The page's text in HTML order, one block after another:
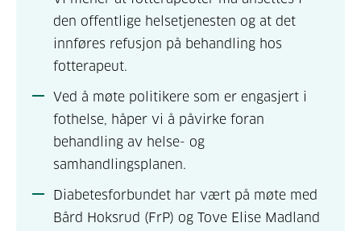
den offentlige helsetjenesten og at det
innføres refusjon på behandling hos
fotterapeut.
Ved å møte politikere som er engasjert i
fothelse, håper vi å påvirke foran
behandling av helse- og
samhandlingsplanen.
Diabetesforbundet har vært på møte med
Bård Hoksrud (FrP) og Tove Elise Madland